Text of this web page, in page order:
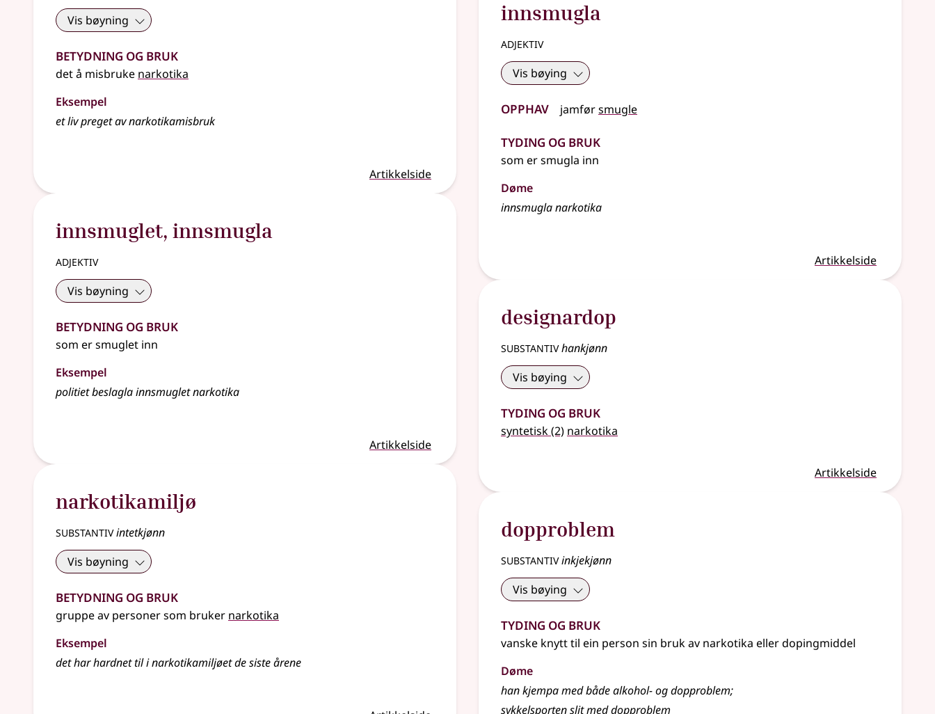
Vis bøyning
Betydning og bruk
det å misbruke narkotika
Eksempel
et liv preget av narkotikamisbruk
Artikkelside
innsmuglet, innsmugla
adjektiv
Vis bøyning
Betydning og bruk
som er smuglet inn
Eksempel
politiet beslagla innsmuglet narkotika
Artikkelside
narkotikamiljø
substantivintetkjønn
Vis bøyning
Betydning og bruk
gruppe av personer som bruker narkotika
Eksempel
det har hardnet til i narkotikamiljøet de siste årene
innsmugla
adjektiv
Vis bøying
Opphav jamførsmugle
Tyding og bruk
som er smugla inn
Døme
innsmugla narkotika
Artikkelside
designardop
substantivhankjønn
Vis bøying
Tyding og bruk
syntetisk(2) narkotika
Artikkelside
dopproblem
substantivinkjekjønn
Vis bøying
Tyding og bruk
vanske knytt til ein person sin bruk av narkotika eller dopingmiddel
Døme
han kjempa med både alkohol- og dopproblem;
sykkelsporten slit med dopproblem